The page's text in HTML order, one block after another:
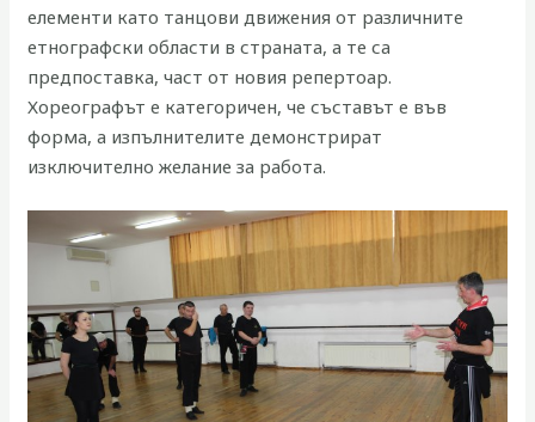
елементи като танцови движения от различните
етнографски области в страната, а те са
предпоставка, част от новия репертоар.
Хореографът е категоричен, че съставът е във
форма, а изпълнителите демонстрират
изключително желание за работа.